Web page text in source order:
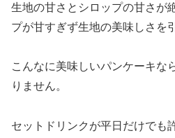
生地の甘さとシロップの甘さが
プが甘すぎず生地の美味しさを
こんなに美味しいパンケーキな
りません。
セットドリンクが平日だけでも